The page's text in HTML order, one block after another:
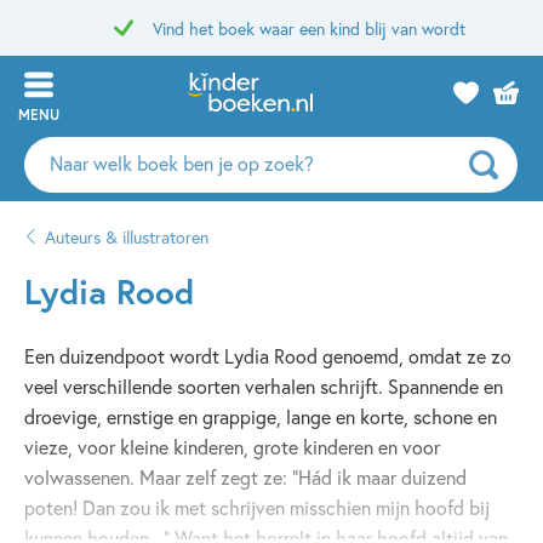
Vind het boek waar een kind blij van wordt
MENU
Zoeken
naar
auteurs
uitgevers
Auteurs & illustratoren
Lydia Rood
Een duizendpoot wordt Lydia Rood genoemd, omdat ze zo
veel verschillende soorten verhalen schrijft. Spannende en
droevige, ernstige en grappige, lange en korte, schone en
vieze, voor kleine kinderen, grote kinderen en voor
volwassenen. Maar zelf zegt ze: “Hád ik maar duizend
poten! Dan zou ik met schrijven misschien mijn hoofd bij
kunnen houden...” Want het borrelt in haar hoofd altijd van